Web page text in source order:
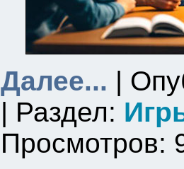
Далее... |
| Раздел:
Просмотров: